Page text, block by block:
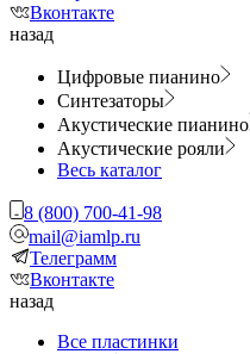
Вконтакте
назад
Цифровые пианино
Синтезаторы
Акустические пианино
Акустические рояли
Весь каталог
8 (800) 700-41-98
mail@iamlp.ru
Телеграмм
Вконтакте
назад
Все пластинки